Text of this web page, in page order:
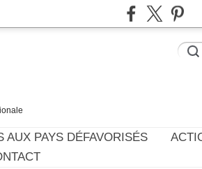
AUX PAYS DÉFAVORISÉS